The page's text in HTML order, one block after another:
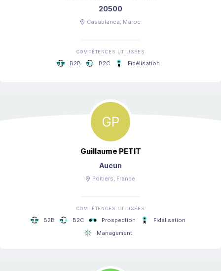
20500
Casablanca, Maroc
COMPÉTENCES UTILISÉES
B2B B2C Fidélisation
GP
Guillaume PETIT
Aucun
Poitiers, France
COMPÉTENCES UTILISÉES
B2B B2C Prospection
Fidélisation
Management